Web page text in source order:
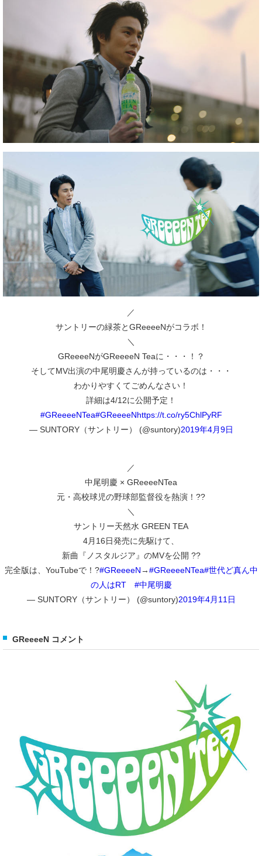
／
サントリーの緑茶とGReeeeNがコラボ！
＼
GReeeeNがGReeeeN Teaに・・・！？
そしてMV出演の中尾明慶さんが持っているのは・・・
わかりやすくてごめんなさい！
詳細は4/12に公開予定！
#GReeeeNTea#GReeeeNhttps://t.co/ry5ChlPyRF
— SUNTORY（サントリー） (@suntory)2019年4月9日
／
中尾明慶 × GReeeeNTea
元・高校球児の野球部監督役を熱演！??
＼
サントリー天然水 GREEN TEA
4月16日発売に先駆けて、
新曲『ノスタルジア』のMVを公開 ??
完全版は、YouTubeで！?#GReeeeN→#GReeeeNTea#世代ど真ん中
の人はRT
#中尾明慶
— SUNTORY（サントリー） (@suntory)2019年4月11日
GReeeeN コメント